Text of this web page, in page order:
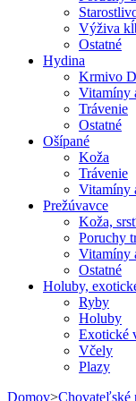
Výživa
Ostatné
Hydina
Krmivo
Vitamíny
Trávenie
Ostatné
Ošípané
Koža
Trávenie
Vitamíny
Prežúvavce
Koža,
Poruchy
Vitamíny
Ostatné
Holuby,
Ryby
Holuby
Exotické
Včely
Plazy
Domov>Chovateľské